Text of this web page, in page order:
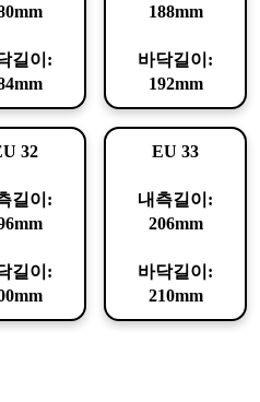
길이:
188mm
바닥길이:
192mm
32
길이:
길이:
EU 33
내측길이:
206mm
바닥길이:
210mm